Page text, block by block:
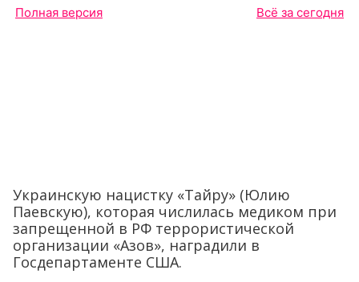
Полная версия Всё за сегодня
Украинскую нацистку «Тайру» (Юлию
Паевскую), которая числилась медиком при
запрещенной в РФ террористической
организации «Азов», наградили в
Госдепартаменте США.